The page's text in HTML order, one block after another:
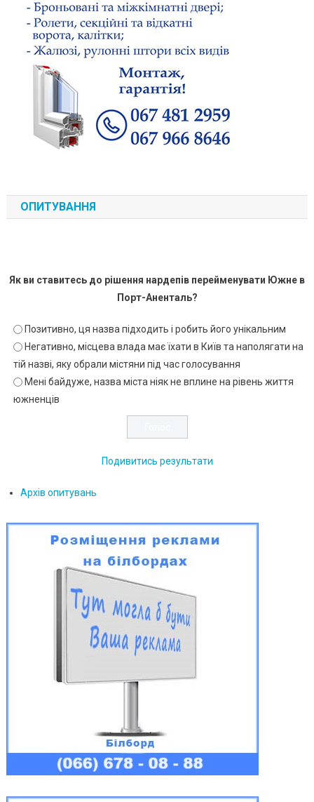
ОПИТУВАННЯ
Як ви ставитесь до рішення нардепів перейменувати Южне в
Порт-Аненталь?
Позитивно, ця назва підходить і робить його унікальним
Негативно, місцева влада має їхати в Київ та наполягати на
тій назві, яку обрали містяни під час голосування
Мені байдуже, назва міста ніяк не вплине на рівень життя
южненців
Подивитись результати
Архів опитувань